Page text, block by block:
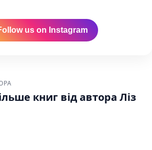
us on Instagram
книг від автора Ліз